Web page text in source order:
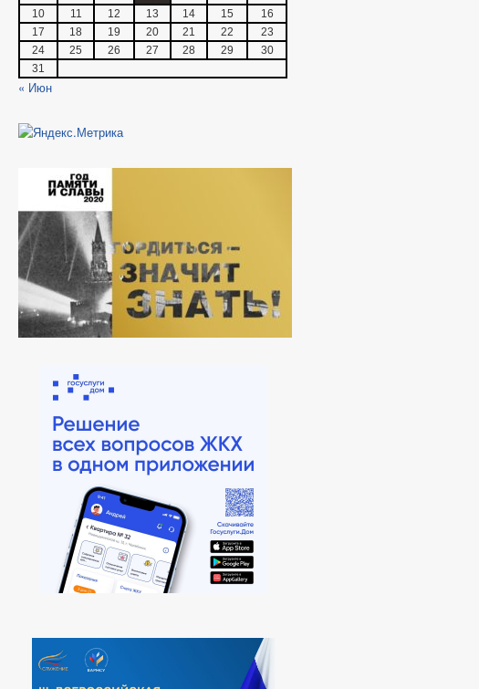
10
11 12 13 14 15
16
17
18 19 20 21 22
23
24
25 26 27 28 29
30
31
« Июн